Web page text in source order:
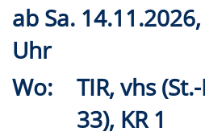
ab Sa.
Uhr
Wo:
TIR, vhs
33), KR 1